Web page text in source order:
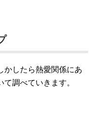
かしたら熱愛関係にあ
調べていきます。